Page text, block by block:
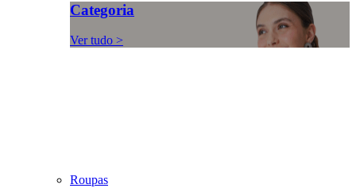
Categoria
Ver tudo >
Roupas